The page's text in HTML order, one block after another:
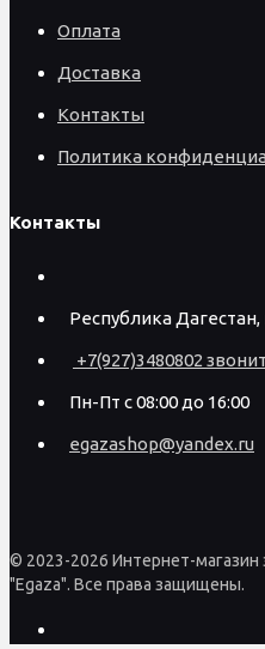
Оплата
Доставка
Контакты
Политика
Контакты
Республика Дагестан,
+7(927)3480802
Пн-Пт с 08:00 до 16:00
egazashop@yandex.ru
© 2023-2026 Интернет-магазин
"Egaza". Все права защищены.